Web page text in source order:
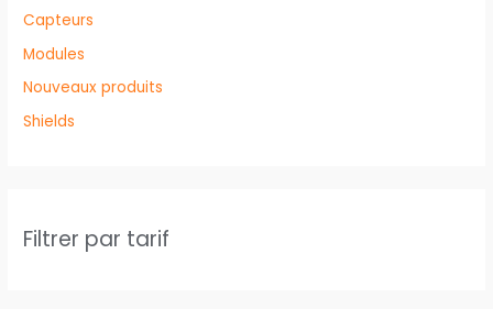
Capteurs
Modules
Nouveaux produits
Shields
Filtrer par tarif